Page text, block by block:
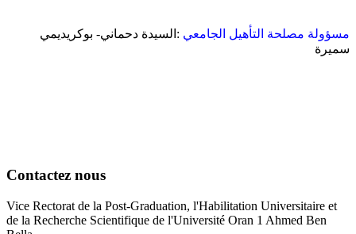
مسؤولة مصلحة التأهيل الجامعي :السيدة دحماني- بوكريديمي
سميرة
Contactez nous
Vice Rectorat de la Post-Graduation, l'Habilitation Universitaire et
de la Recherche Scientifique de l'Université Oran 1 Ahmed Ben